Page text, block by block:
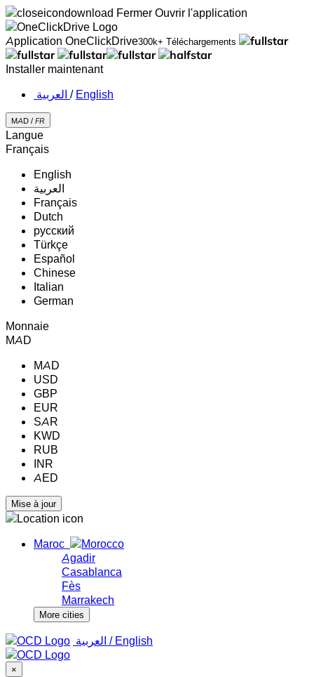
Fermer Ouvrir l'application
Application OneClickDrive300k+ Téléchargements
Installer maintenant
‏العربية ‏ / English
MAD / FR
Langue
Français
English
‏العربية‏
Français
Dutch
русский
Türkçe
Español
Chinese
Italian
German
Monnaie
MAD
MAD
USD
GBP
EUR
SAR
KWD
RUB
INR
AED
Maroc
Agadir
Casablanca
Fès
Marrakech
More cities
‏العربية ‏ / English
×